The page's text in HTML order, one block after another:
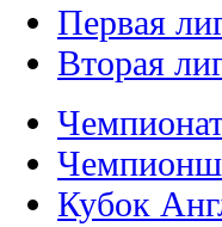
Первая
Вторая
Кубок